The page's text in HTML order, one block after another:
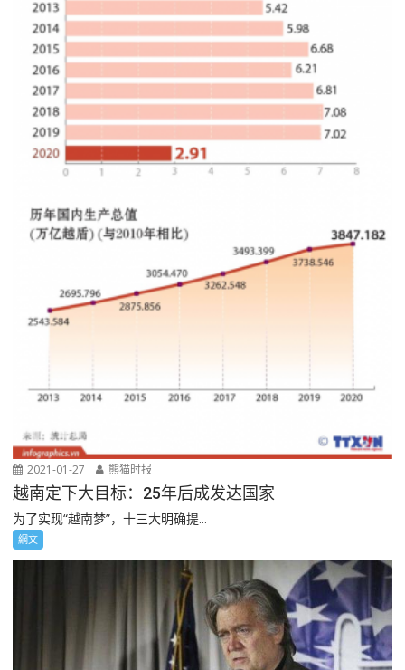
2021-01-27 熊猫时报
越南定下大目标：25年后成发达国家
为了实现“越南梦”，十三大明确提...
網文